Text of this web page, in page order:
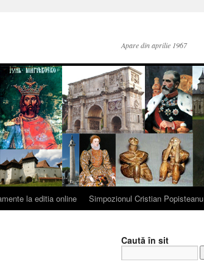
Apare din aprilie 1967
la editia online Simpozionul Cristian Popisteanu
Caută în sit